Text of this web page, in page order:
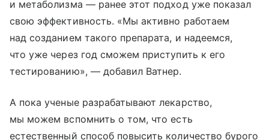
и метаболизма — ранее этот подход уже показал
свою эффективность. «Мы активно работаем
над созданием такого препарата, и надеемся,
что уже через год сможем приступить к его
тестированию», — добавил Ватнер.
А пока ученые разрабатывают лекарство,
мы можем вспомнить о том, что есть
естественный способ повысить количество бурого